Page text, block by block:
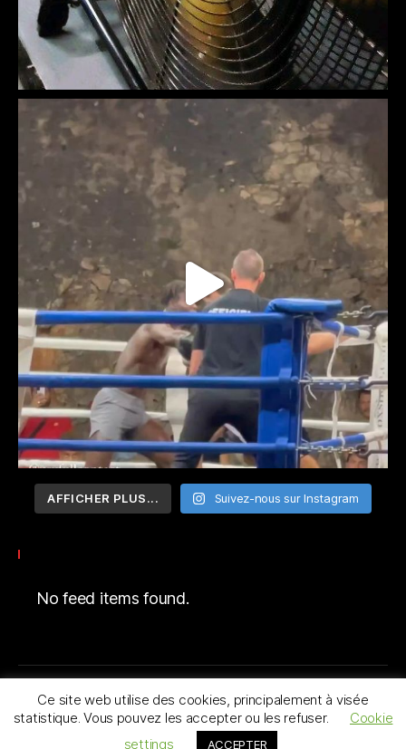
AFFICHER PLUS... Suivez-nous sur Instagram
No feed items found.
© 2026NiceFighter® LE CLUB
Politique de confidentialité
Haut
Ce site web utilise des cookies, principalement à visée
statistique. Vous pouvez les accepter ou les refuser.
Cookie
settings
ACCEPTER